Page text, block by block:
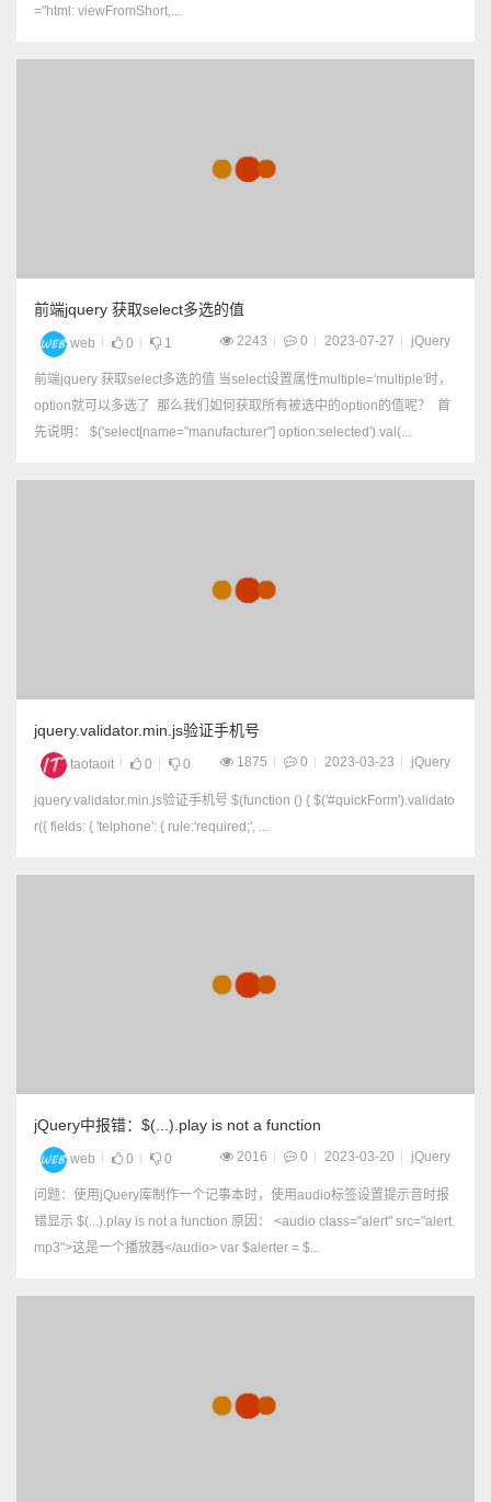
="html: viewFromShort,...
前端jquery 获取select多选的值
web 0 1 2243 0 2023-07-27 jQuery
前端jquery 获取select多选的值 当select设置属性multiple='multiple'时，
option就可以多选了 那么我们如何获取所有被选中的option的值呢？ 首
先说明： $('select[name="manufacturer"] option:selected').val(...
jquery.validator.min.js验证手机号
taotaoit 0 0 1875 0 2023-03-23 jQuery
jquery.validator.min.js验证手机号 $(function () { $('#quickForm').validato
r({ fields: { 'telphone': { rule:'required;', ...
jQuery中报错：$(...).play is not a function
web 0 0 2016 0 2023-03-20 jQuery
问题：使用jQuery库制作一个记事本时，使用audio标签设置提示音时报
错显示 $(...).play is not a function 原因： <audio class="alert" src="alert.
mp3">这是一个播放器</audio> var $alerter = $...